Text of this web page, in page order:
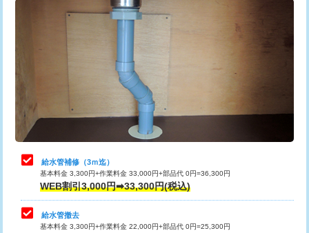
管・ポリ管・HT管使用/3ｍまで)
給水管工事※（ライニング鋼管・銅
管・ポリ管・HT管使用/3ｍ超え)
排水管工事（土の掘削・埋め戻し作
11,000円~
排水管工事（排水管工事/3ｍまで） 55,000円
え）
マス交換（土の掘削・埋め戻し作業）
マス交換（深さ50㎝未満）
追加トーラー機使用/3m超え
33,000円
8,800円
止水・漏水調査・防水処理・清掃・修
理・調整・分解・加工など（軽作業）
11,000円
止水・漏水調査・防水処理・清掃・修
理・調整・分解・加工など（中作業）
止水・漏水調査・防水処理・清掃・修
理・調整・分解・加工など（重作業）
その他部品の脱着 8,800円～
給水管補修（3ｍ迄）
基本料金 3,300円+作業料金 33,000円+部品代 0円=36,300円
WEB割引3,000円➡33,300円(税込)
給水管撤去
基本料金 3,300円+作業料金 22,000円+部品代 0円=25,300円